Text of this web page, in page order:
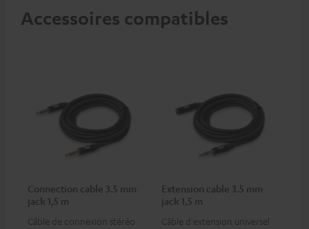
Accessoires compatibles
Connection cable 3.5 mm
jack 1,5 m
Câble de connexion stéréo
Extension cable 3.5 mm
jack 1,5 m
Câble d'extension universel